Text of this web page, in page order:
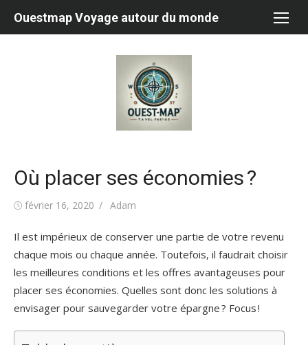
Ouestmap Voyage autour du monde
Où placer ses économies ?
Publié
février 16, 2020 Auteur/autrice
Adam
Il est impérieux de conserver une partie de votre revenu
chaque mois ou chaque année. Toutefois, il faudrait choisir
les meilleures conditions et les offres avantageuses pour
placer ses économies. Quelles sont donc les solutions à
envisager pour sauvegarder votre épargne ? Focus !